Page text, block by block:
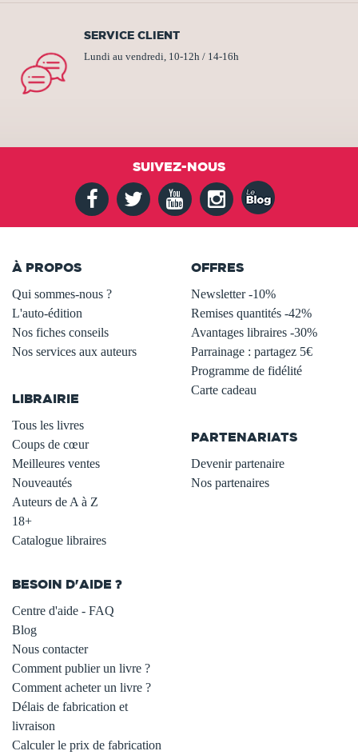
SERVICE CLIENT
Lundi au vendredi, 10-12h / 14-16h
SUIVEZ-NOUS
À PROPOS
Qui sommes-nous ?
L'auto-édition
Nos fiches conseils
Nos services aux auteurs
LIBRAIRIE
Tous les livres
Coups de cœur
Meilleures ventes
Nouveautés
Auteurs de A à Z
18+
Catalogue libraires
OFFRES
Newsletter -10%
Remises quantités -42%
Avantages libraires -30%
Parrainage : partagez 5€
Programme de fidélité
Carte cadeau
PARTENARIATS
Devenir partenaire
Nos partenaires
BESOIN D'AIDE ?
Centre d'aide - FAQ
Blog
Nous contacter
Comment publier un livre ?
Comment acheter un livre ?
Délais de fabrication et
livraison
Calculer le prix de fabrication